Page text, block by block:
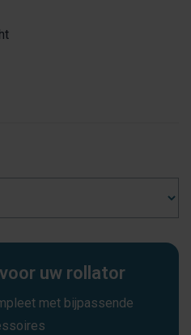
uw rollator
met bijpassende